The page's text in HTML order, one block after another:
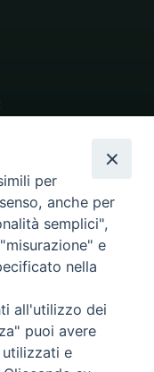
per
anche per
semplici",
e
nella
all'utilizzo dei
puoi avere
e